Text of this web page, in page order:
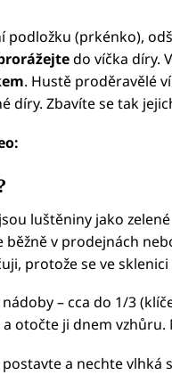
podložku (prkénko),
do víčka díry.
. Hustě proděravělé
díry. Zbavíte se tak
luštěniny jako
běžně v prodejnách
protože se ve
– cca do 1/3
otočte ji dnem vzhůru.
a nechte vlhká